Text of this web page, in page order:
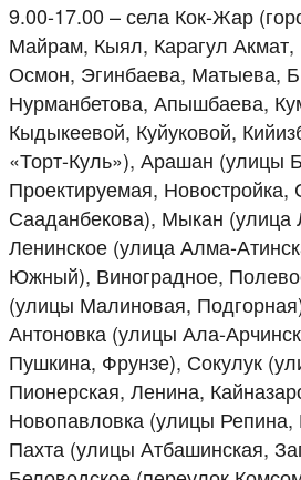
9.00-17.00 – села Кок-Жар
Майрам, Кыял, Карагул
Осмон, Эгинбаева, Матыева,
Нурманбетова, Апышбаева,
Кыдыкеевой, Куйуковой,
«Торт-Куль»), Арашан (улицы
Проектируемая, Новостройка,
Сааданбекова), Мыкан (улица
Ленинское (улица Алма-
Южный), Виноградное,
(улицы Малиновая,
Антоновка (улицы Ала-
Пушкина, Фрунзе), Сокулук
Пионерская, Ленина,
Новопавловка (улицы
Пахта (улицы Атбашинская,